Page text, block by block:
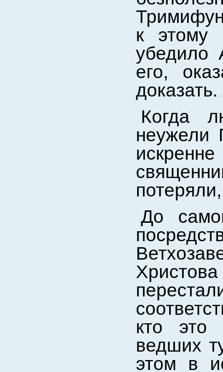
к этому
убедило
его,
Когда
неужели
До
кто это
ведших
этом в